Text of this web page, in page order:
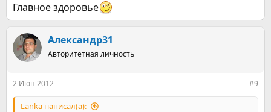
Главное здоровье
Александр31
Авторитетная личность
2 Июн 2012 #9
Lanka написал(а):